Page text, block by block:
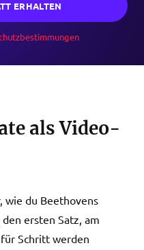
ERHALTEN
als Video-
wie du Beethovens
ersten Satz, am
Schritt werden